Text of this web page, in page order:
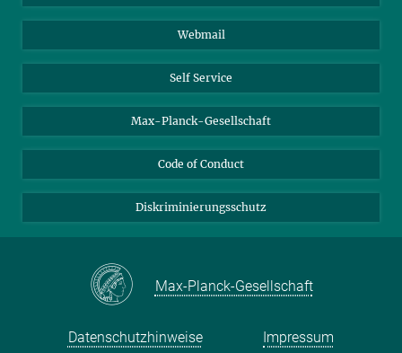
Biomolekulare Systeme
Kolloidchemie
Nachhaltige und Bio-inspirierte Materialien
Webmail
Self Service
Max-Planck-Gesellschaft
Code of Conduct
Diskriminierungsschutz
Max-Planck-Gesellschaft
Datenschutzhinweise Impressum